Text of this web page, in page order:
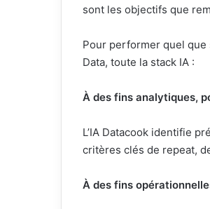
sont les objectifs que
Pour performer quel que
Data, toute la stack IA :
À des fins analytiques,
L’IA Datacook identifie
critères clés de repeat,
À des fins